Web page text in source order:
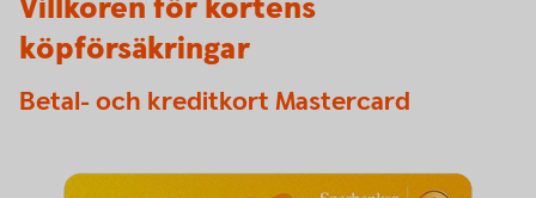
Villkoren för kortens
köpförsäkringar
Betal- och kreditkort Mastercard